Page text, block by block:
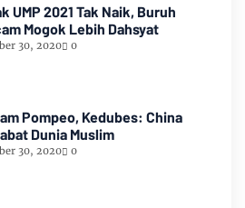
UMP 2021 Tak Naik, Buruh
Mogok Lebih Dahsyat
30, 2020 0
Pompeo, Kedubes: China
Dunia Muslim
30, 2020 0